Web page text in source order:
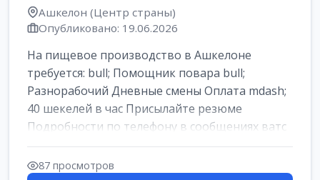
Ашкелон (Центр страны)
Опубликовано: 19.06.2026
На пищевое производство в Ашкелоне
требуется: bull; Помощник повара bull;
Разнорабочий Дневные смены Оплата mdash;
40 шекелей в час Присылайте резюме
Подробности по телефону в сообщениях ватс
ап
87 просмотров